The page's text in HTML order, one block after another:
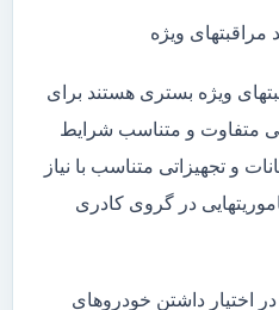
مراقبتهای ویژه
ویژه بستری هستند برای
متفاوت و متناسب شرایط
و تجهیزاتی متناسب با نیاز
در گروی کادری
در اختیار داشتن خودروهای